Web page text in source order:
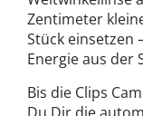
Zentimeter
Stück einsetzen
Energie aus der
Bis die Clips